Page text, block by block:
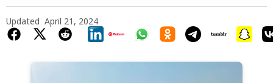
Chia
$1.39
4.2%
Updated April 21, 2024